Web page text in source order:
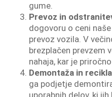
gume.
Prevoz in
dogovoru o ceni
prevoz vozila. V
brezplačen prevzem
nahaja, kar je
Demontaža in
ga podjetje
uporabnih delov, ki